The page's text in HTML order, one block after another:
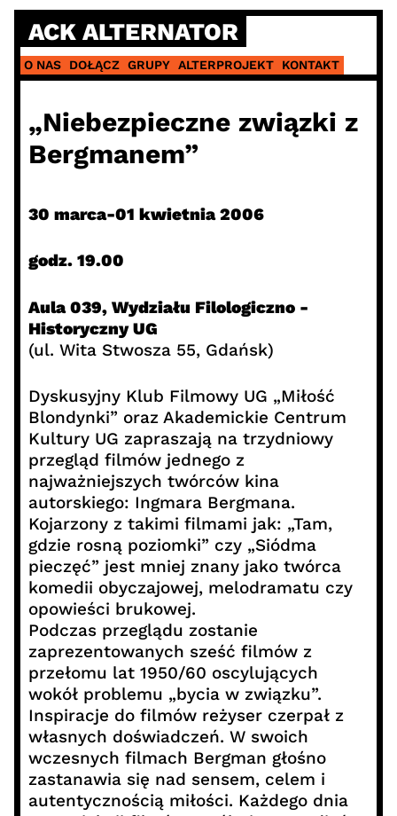
Skip
content
ACK ALTERNATOR
O NAS DOŁĄCZ GRUPY ALTERPROJEKT KONTAKT
„Niebezpieczne związki z
Bergmanem”
30 marca-01 kwietnia 2006
godz. 19.00
Aula 039, Wydziału Filologiczno -
Historyczny UG
(ul. Wita Stwosza 55, Gdańsk)
Dyskusyjny Klub Filmowy UG „Miłość
Blondynki” oraz Akademickie Centrum
Kultury UG zapraszają na trzydniowy
przegląd filmów jednego z
najważniejszych twórców kina
autorskiego: Ingmara Bergmana.
Kojarzony z takimi filmami jak: „Tam,
gdzie rosną poziomki” czy „Siódma
pieczęć” jest mniej znany jako twórca
komedii obyczajowej, melodramatu czy
opowieści brukowej.
Podczas przeglądu zostanie
zaprezentowanych sześć filmów z
przełomu lat 1950/60 oscylujących
wokół problemu „bycia w związku”.
Inspiracje do filmów reżyser czerpał z
własnych doświadczeń. W swoich
wczesnych filmach Bergman głośno
zastanawia się nad sensem, celem i
autentycznością miłości. Każdego dnia